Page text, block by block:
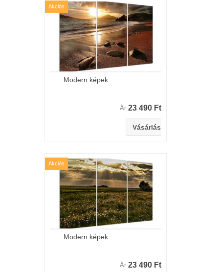
Modern képek
Ár 23 490 Ft
Akciós
Modern képek
Ár 23 490 Ft
Akciós